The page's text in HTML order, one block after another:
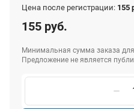
Цена после регистрации: 155
155 руб.
Минимальная сумма заказа
Предложение не является